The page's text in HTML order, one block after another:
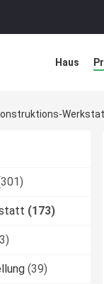
Haus
(173)
(39)